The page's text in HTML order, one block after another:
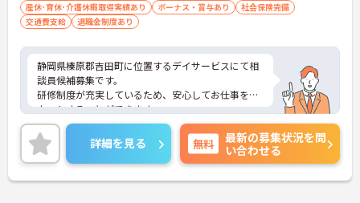
産休･育休･介護休暇取得実績あり
ボーナス・賞与あり
社会保険完備
交通費支給
退職金制度あり
静岡県榛原郡吉田町に位置するデイサービスにて相
談員候補募集です。
研修制度が充実しているため、安心してお仕事をス
タートすることができます。
ご興味のある方には、面接対策ポイントなど、さら
に詳細をお話いたしますので、お気軽にご相談くだ
さい。
詳細を見る 無料
最新の募集状況を問
い合わせる